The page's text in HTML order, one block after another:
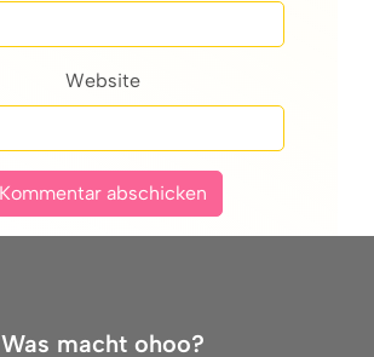
Website
Was macht ohoo?